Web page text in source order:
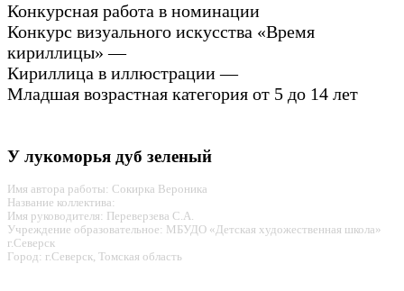
Конкурсная работа в номинации
Конкурс визуального искусства «Время
кириллицы» —
Кириллица в иллюстрации —
Младшая возрастная категория от 5 до 14 лет
У лукоморья дуб зеленый
Имя автора работы: Сокирка Вероника
Название коллектива:
Имя руководителя: Переверзева С.А.
Учреждение образовательное: МБУДО «Детская художественная школа»
г.Северск
Город: г.Северск, Томская область